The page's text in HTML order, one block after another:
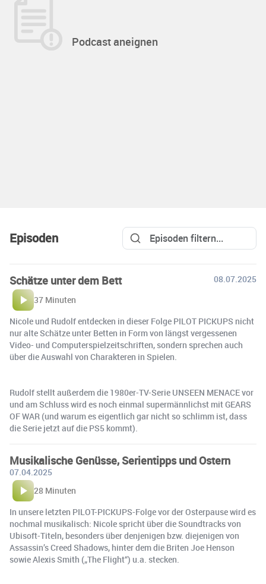
Podcast aneignen
Episoden
Schätze unter dem Bett
08.07.2025
37 Minuten
Nicole und Rudolf entdecken in dieser Folge PILOT PICKUPS nicht
nur alte Schätze unter Betten in Form von längst vergessenen
Video- und Computerspielzeitschriften, sondern sprechen auch
über die Auswahl von Charakteren in Spielen.
Rudolf stellt außerdem die 1980er-TV-Serie UNSEEN MENACE vor
und am Schluss wird es noch einmal supermännlichst mit GEARS
OF WAR (und warum es eigentlich gar nicht so schlimm ist, dass
die Serie jetzt auf die PS5 kommt).
Musikalische Genüsse, Serientipps und Ostern
07.04.2025
28 Minuten
In unsere letzten PILOT-PICKUPS-Folge vor der Osterpause wird es
nochmal musikalisch: Nicole spricht über die Soundtracks von
Ubisoft-Titeln, besonders über denjenigen bzw. diejenigen von
Assassin’s Creed Shadows, hinter dem die Briten Joe Henson
sowie Alexis Smith („The Flight“) u.a. stecken.